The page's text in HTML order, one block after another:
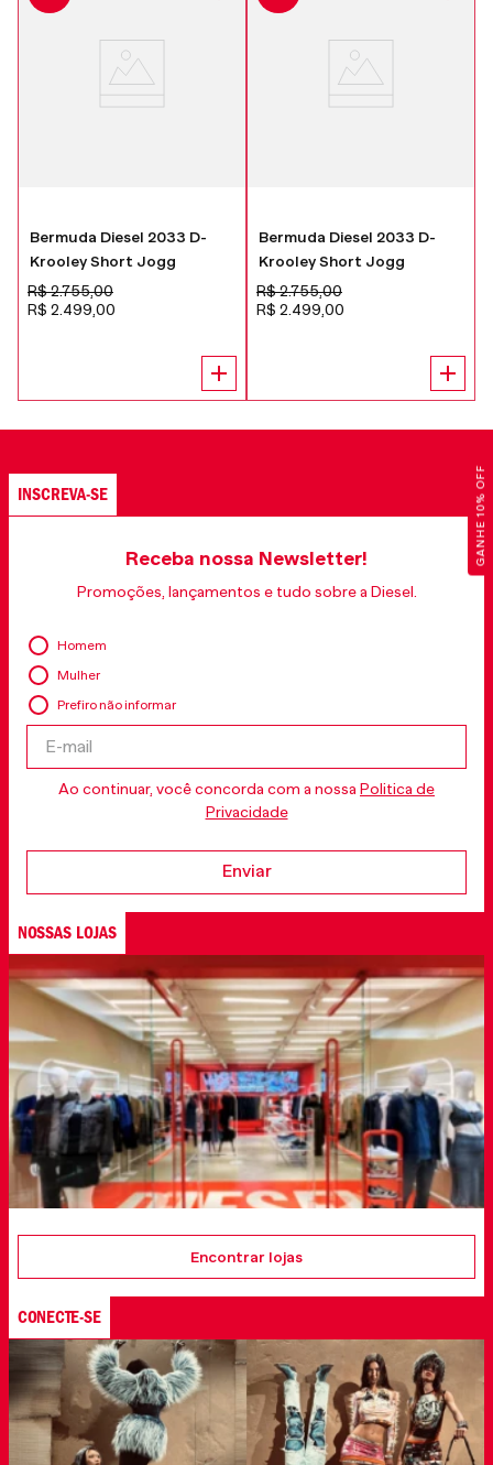
GANHE 10% OFF
Bermuda Diesel 2033 D-
Krooley Short Jogg
R$2.755,00
R$ 2 499 00
Bermuda Diesel 2033 D-
Krooley Short Jogg
R$2.755,00
R$ 2 499 00
INSCREVA-SE
Receba nossa Newsletter!
Promoções, lançamentos e tudo sobre a Diesel.
Homem
Mulher
Prefiro não informar
Ao continuar, você concorda com a nossa Politica de
Privacidade
Enviar
NOSSAS LOJAS
Encontrar lojas
CONECTE-SE